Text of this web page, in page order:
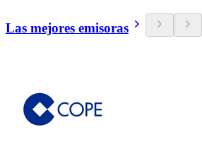
Las mejores emisoras